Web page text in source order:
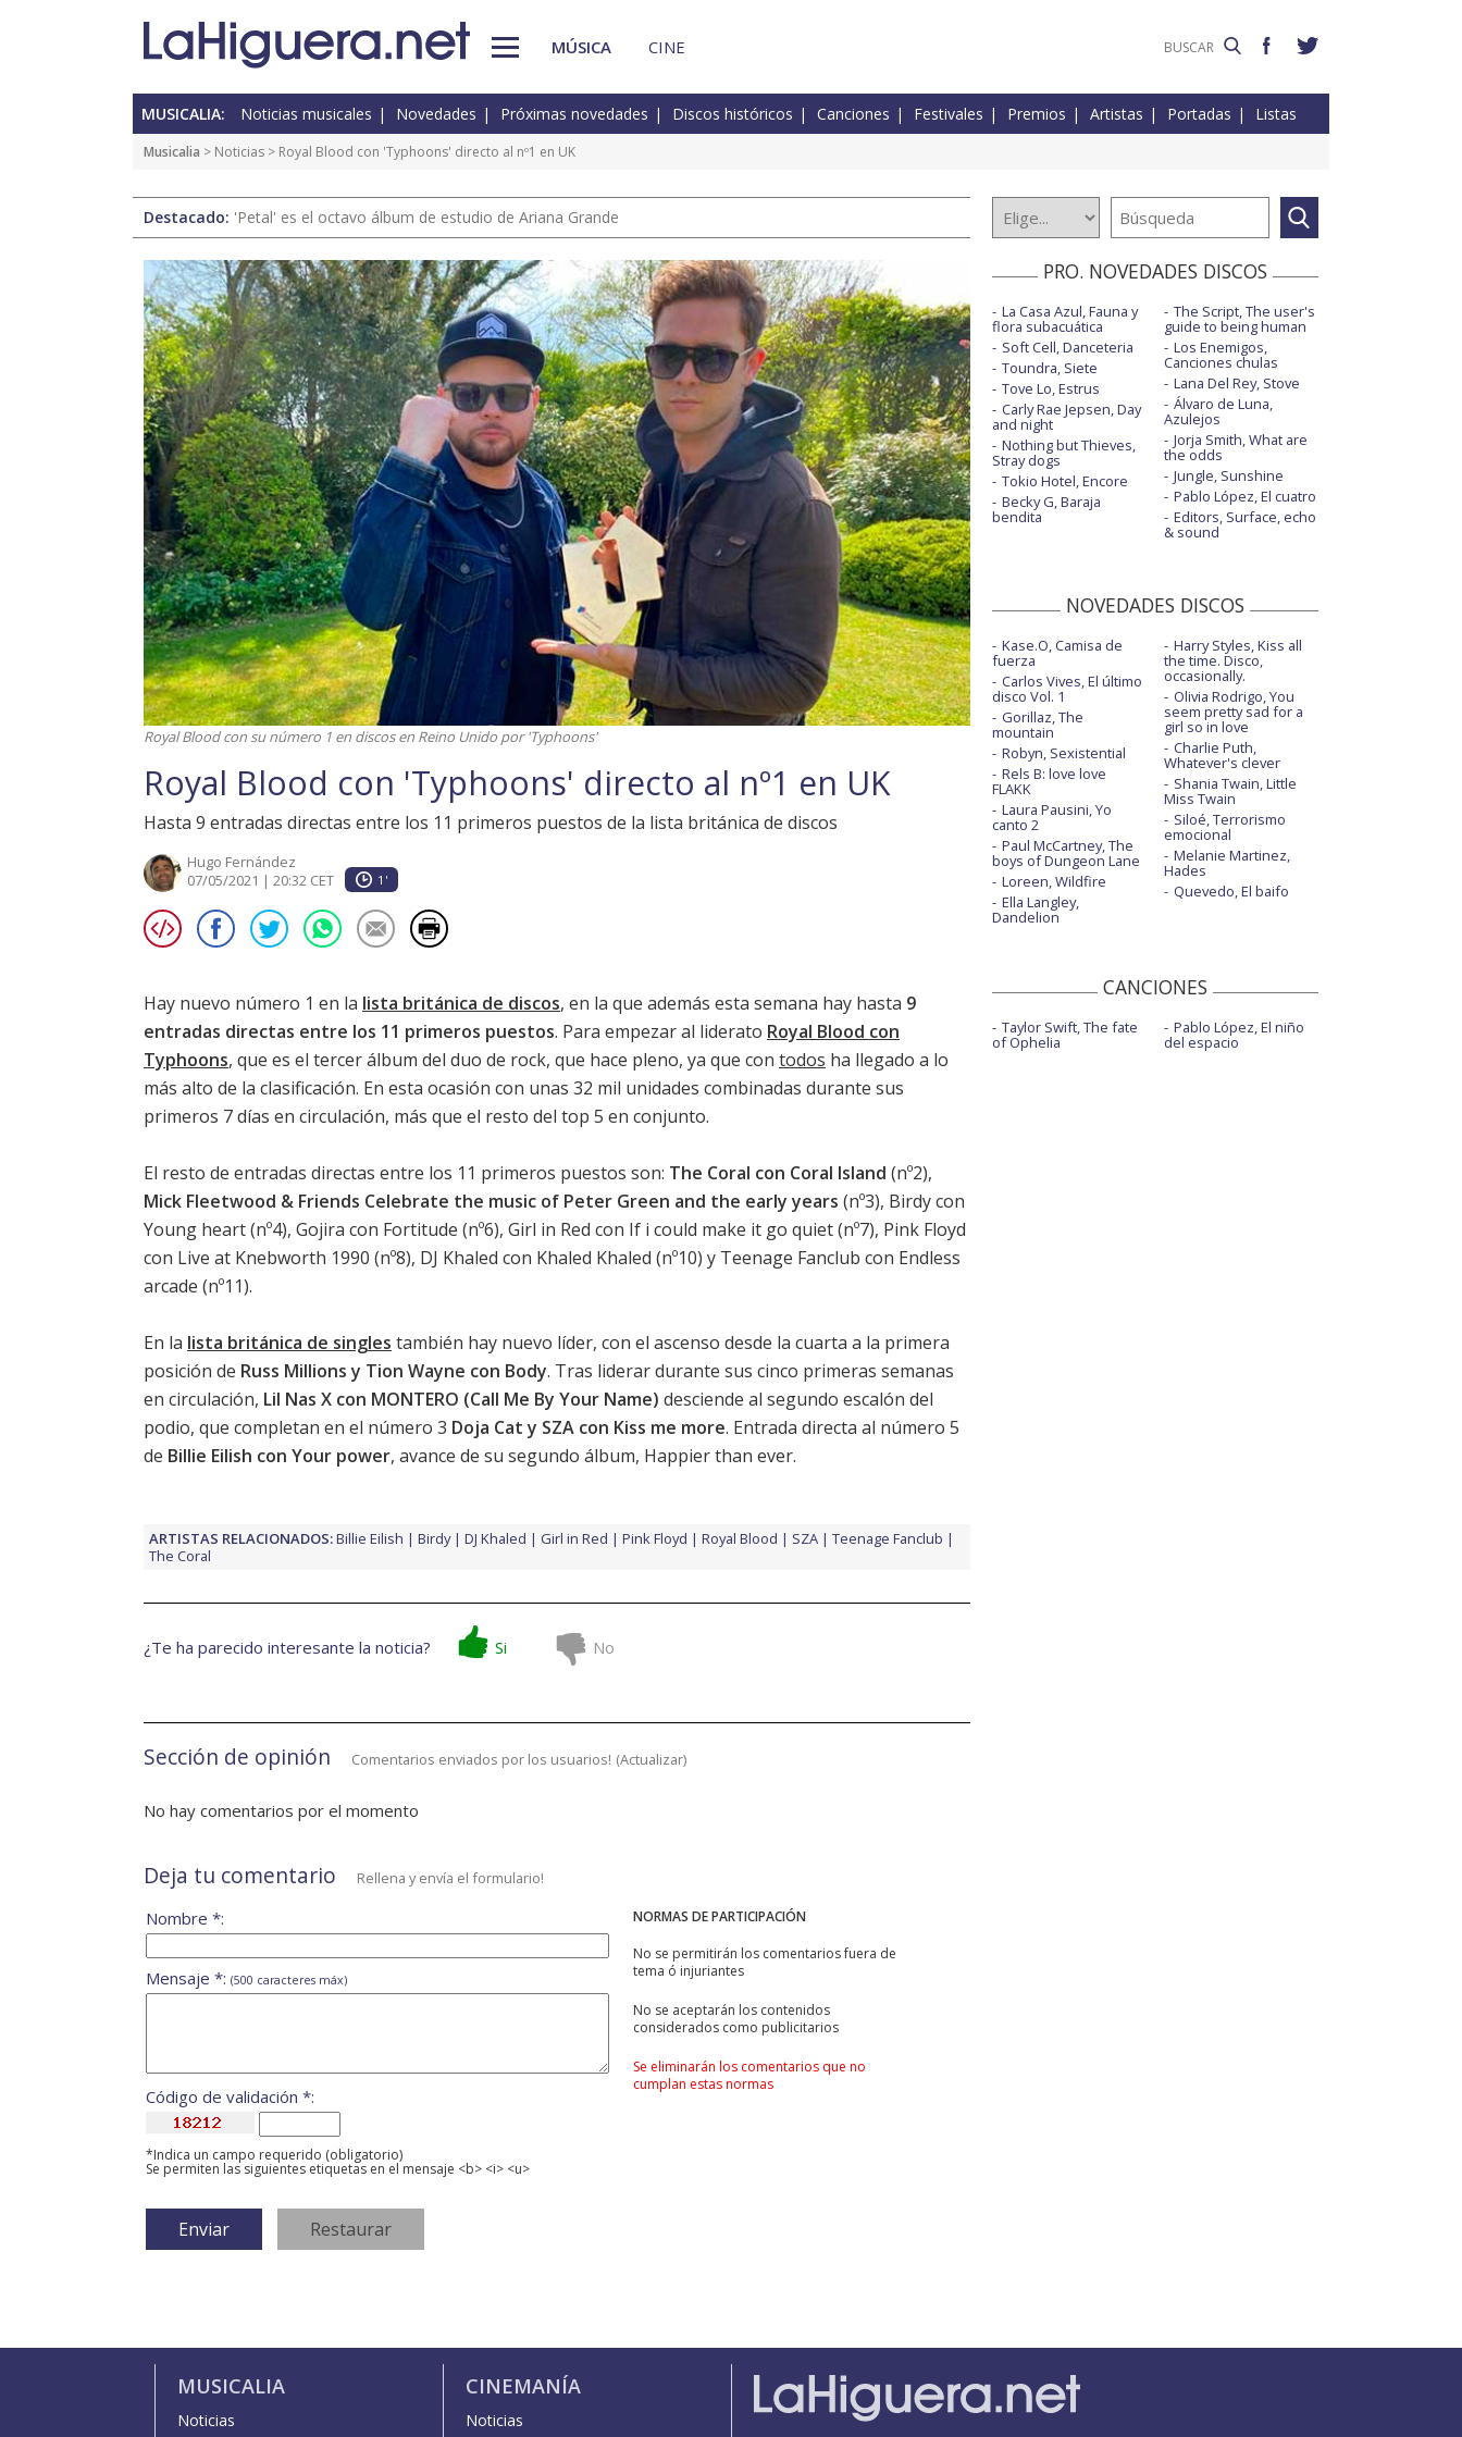
MÚSICA CINE
MUSICALIA: Noticias musicales Novedades Próximas novedades Discos históricos Canciones Festivales Premios Artistas Portadas Listas
Musicalia > Noticias > Royal Blood con 'Typhoons' directo al nº1 en UK
Destacado: 'Petal' es el octavo álbum de estudio de Ariana Grande
Royal Blood con su número 1 en discos en Reino Unido por 'Typhoons'
Royal Blood con 'Typhoons' directo al nº1 en UK
Hasta 9 entradas directas entre los 11 primeros puestos de la lista británica de discos
Hugo Fernández
07/05/2021 | 20:32 CET
1'
Hay nuevo número 1 en la lista británica de discos, en la que además esta semana hay hasta 9
entradas directas entre los 11 primeros puestos. Para empezar al liderato Royal Blood con
Typhoons, que es el tercer álbum del duo de rock, que hace pleno, ya que con todos ha llegado a lo
más alto de la clasificación. En esta ocasión con unas 32 mil unidades combinadas durante sus
primeros 7 días en circulación, más que el resto del top 5 en conjunto.
El resto de entradas directas entre los 11 primeros puestos son: The Coral con Coral Island (nº2),
Mick Fleetwood & Friends Celebrate the music of Peter Green and the early years (nº3), Birdy con
Young heart(nº4), Gojira con Fortitude (nº6), Girl in Red con If i could make it go quiet(nº7), Pink Floyd
con Live at Knebworth 1990 (nº8), DJ Khaled con Khaled Khaled (nº10) y Teenage Fanclub con Endless
arcade (nº11).
En la lista británica de singles también hay nuevo líder, con el ascenso desde la cuarta a la primera
posición de Russ Millions y Tion Wayne con Body. Tras liderar durante sus cinco primeras semanas
en circulación, Lil Nas X con MONTERO (Call Me By Your Name) desciende al segundo escalón del
podio, que completan en el número 3 Doja Cat y SZA con Kiss me more. Entrada directa al número 5
de Billie Eilish con Your power, avance de su segundo álbum, Happier than ever.
ARTISTAS RELACIONADOS:Billie Eilish Birdy DJ Khaled Girl in Red Pink Floyd Royal Blood SZA
Teenage Fanclub
The Coral
¿Te ha parecido interesante la noticia? Si No
Sección de opinión Comentarios enviados por los usuarios! (Actualizar)
No hay comentarios por el momento
Deja tu comentario Rellena y envía el formulario!
NORMAS DE PARTICIPACIÓN
No se permitirán los comentarios fuera de
tema ó injuriantes
No se aceptarán los contenidos
considerados como publicitarios
Se eliminarán los comentarios que no
cumplan estas normas
Nombre *:
Mensaje *: (500 caracteres máx)
Código de validación *:
*Indica un campo requerido (obligatorio)
Se permiten las siguientes etiquetas en el mensaje <b> <i> <u>
PRO. NOVEDADES DISCOS
La Casa Azul, Fauna y
flora subacuática
Soft Cell, Danceteria
Toundra, Siete
Tove Lo, Estrus
Carly Rae Jepsen, Day
and night
Nothing but Thieves,
Stray dogs
Tokio Hotel, Encore
Becky G, Baraja
bendita
The Script, The user's
guide to being human
Los Enemigos,
Canciones chulas
Lana Del Rey, Stove
Álvaro de Luna,
Azulejos
Jorja Smith, What are
the odds
Jungle, Sunshine
Pablo López, El cuatro
Editors, Surface, echo
& sound
NOVEDADES DISCOS
Kase.O, Camisa de
fuerza
Carlos Vives, El último
disco Vol. 1
Gorillaz, The
mountain
Robyn, Sexistential
Rels B: love love
FLAKK
Laura Pausini, Yo
canto 2
Paul McCartney, The
boys of Dungeon Lane
Loreen, Wildfire
Ella Langley,
Dandelion
Harry Styles, Kiss all
the time. Disco,
occasionally.
Olivia Rodrigo, You
seem pretty sad for a
girl so in love
Charlie Puth,
Whatever's clever
Shania Twain, Little
Miss Twain
Siloé, Terrorismo
emocional
Melanie Martinez,
Hades
Quevedo, El baifo
CANCIONES
Taylor Swift, The fate
of Ophelia
Pablo López, El niño
del espacio
MUSICALIA
Noticias
CINEMANÍA
Noticias